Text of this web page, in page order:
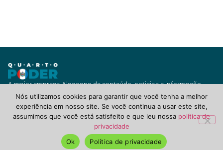
A maior empresa Alagoana de conteúdo, noticias e informação
com vários canais de jornalismo e diversas soluções para você ou
seu negócio.
QuartoPoderAlagoas.com.br ©2021 Todos Direitos Reservados.
POLÍTICA DE PRIVACIDADE, TERMOS DE USO & COOKIES
Nós utilizamos cookies para garantir que você tenha a melhor
experiência em nosso site. Se você continua a usar este site,
assumimos que você está satisfeito e que leu nossa política de
privacidade
Ok
Política de privacidade